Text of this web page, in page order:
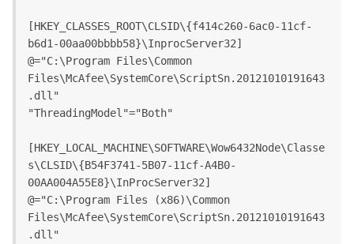
[HKEY_CLASSES_ROOT\CLSID\{f414c260-6ac0-11cf-
b6d1-00aa00bbbb58}\InprocServer32]
@="C:\Program Files\Common
Files\McAfee\SystemCore\ScriptSn.20121010191643
.dll"
"ThreadingModel"="Both"
[HKEY_LOCAL_MACHINE\SOFTWARE\Wow6432Node\Classe
s\CLSID\{B54F3741-5B07-11cf-A4B0-
00AA004A55E8}\InProcServer32]
@="C:\Program Files (x86)\Common
Files\McAfee\SystemCore\ScriptSn.20121010191643
.dll"